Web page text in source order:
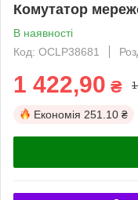
Комутатор
В наявності
Код: OCLP38681
1 422,90 ₴
Економія 251.10 ₴